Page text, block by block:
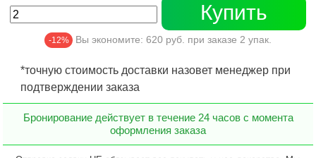
Купить
-12% Вы экономите: 620 руб. при заказе 2 упак.
*точную стоимость доставки назовет менеджер при
подтверждении заказа
Бронирование действует в течение 24 часов с момента
оформления заказа